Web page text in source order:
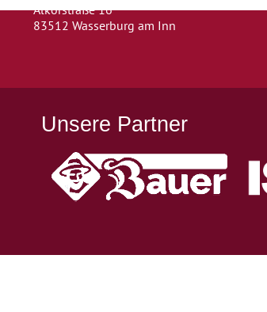
Alkorstraße 16
83512 Wasserburg am Inn
Unsere Partner